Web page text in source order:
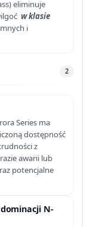
eliminuje
w klasie
i
2
Series ma
dostępność
z
awarii lub
potencjalne
dominacji N-